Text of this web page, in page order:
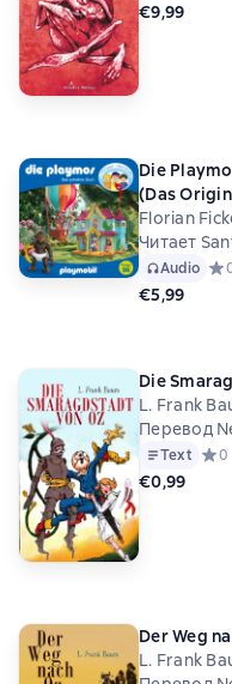
€9,99
Die
(Das
Florian
Читает
Audio
€5,99
Die
L. Frank
Перевод
Text 0
€0,99
Der Weg
L. Frank